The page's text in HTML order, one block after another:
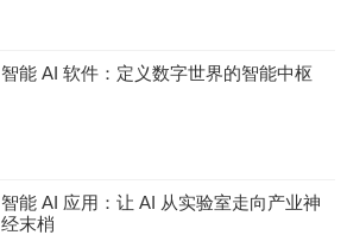
智能 AI 软件：定义数字世界的智能中枢
智能 AI 应用：让 AI 从实验室走向产业神
经末梢